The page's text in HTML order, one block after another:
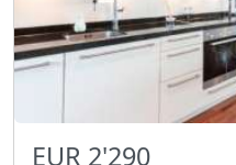
EUR 2'290